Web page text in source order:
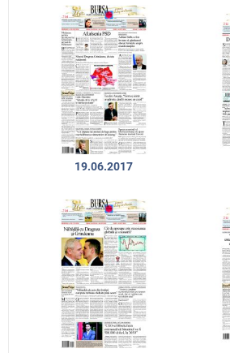
19.06.2017